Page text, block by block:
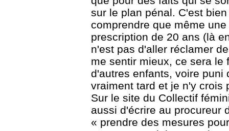
sur le plan pénal. C'est
comprendre que même
prescription de 20 ans (là
n'est pas d'aller réclamer
me sentir mieux, ce sera le
d'autres enfants, voire puni
vraiment tard et je n'y crois
Sur le site du Collectif
aussi d'écrire au procureur
« prendre des mesures